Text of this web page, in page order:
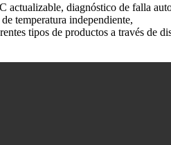
actualizable, diagnóstico de falla
temperatura independiente,
tipos de productos a través